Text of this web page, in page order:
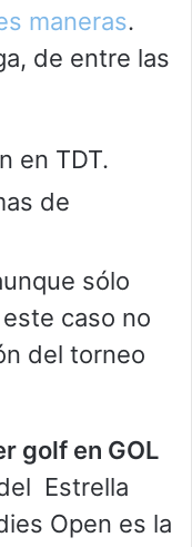
maneras.
de entre las
en TDT.
de
sólo
caso no
del torneo
golf en GOL
Estrella
Open es la